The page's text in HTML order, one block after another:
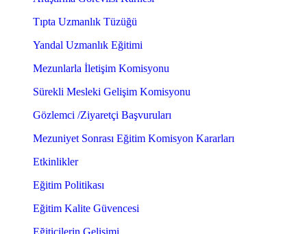
Tıpta Uzmanlık Tüzüğü
Yandal Uzmanlık Eğitimi
Mezunlarla İletişim Komisyonu
Sürekli Mesleki Gelişim Komisyonu
Gözlemci /Ziyaretçi Başvuruları
Mezuniyet Sonrası Eğitim Komisyon Kararları
Etkinlikler
Eğitim Politikası
Eğitim Kalite Güvencesi